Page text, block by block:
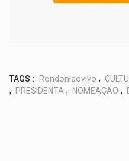
TAGS : Rondoniaovivo ,
,
PRESIDENTA , NOMEAÇÃO ,